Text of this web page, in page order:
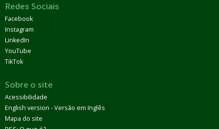
Redes Sociais
Facebook
Instagram
LinkedIn
YouTube
TikTok
Sobre o site
Acessibilidade
English version - Versão em Inglês
Mapa do site